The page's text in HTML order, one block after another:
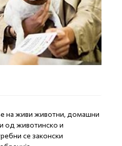
на живи животни, домашни
од животинско и
се законски